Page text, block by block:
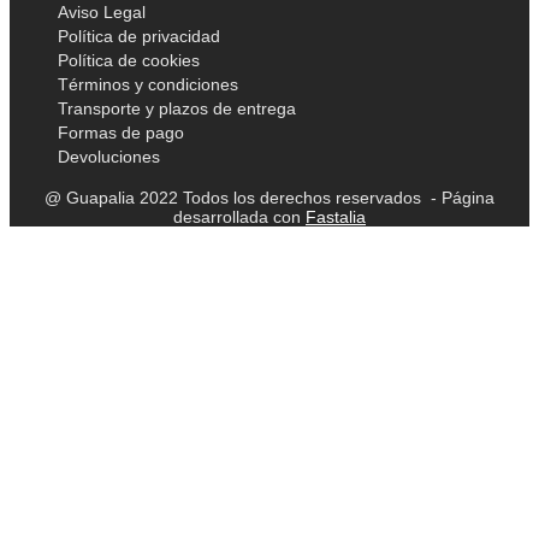
Aviso Legal
Política de privacidad
Política de cookies
Términos y condiciones
Transporte y plazos de entrega
Formas de pago
Devoluciones
@ Guapalia 2022 Todos los derechos reservados - Página
desarrollada con Fastalia